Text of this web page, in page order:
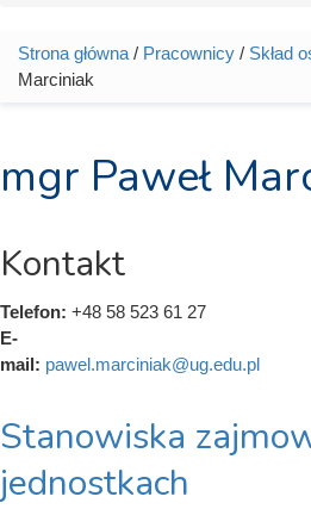
Jesteś tutaj
Strona główna / Pracownicy / Skład
Marciniak
mgr Paweł
Kontakt
Telefon: +48 58 523 61 27
E-
mail: pawel.marciniak@ug.edu.pl
Stanowiska
jednostkach